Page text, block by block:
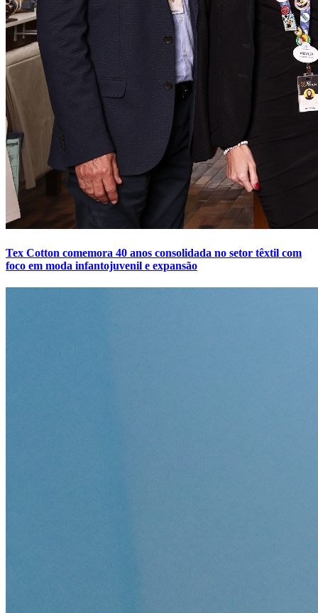
Tex Cotton comemora 40 anos consolidada no setor têxtil com
foco em moda infantojuvenil e expansão